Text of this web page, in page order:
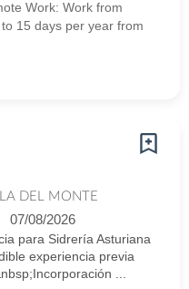
Work: Work from
15 days per year from
DEL MONTE
07/08/2026
para Sidrería Asturiana
experiencia previa
...